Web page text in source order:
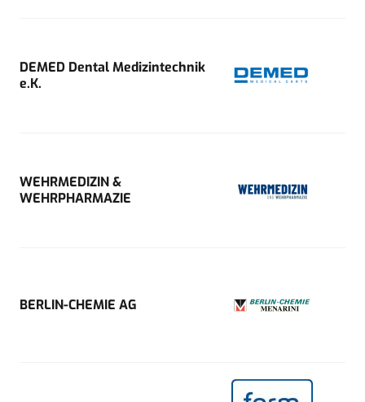
DEMED Dental Medizintechnik
e.K.
WEHRMEDIZIN &
WEHRPHARMAZIE
BERLIN-CHEMIE AG